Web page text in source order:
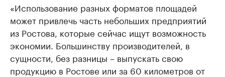
«Использование разных форматов площадей
может привлечь часть небольших предприятий
из Ростова, которые сейчас ищут возможность
экономии. Большинству производителей, в
сущности, без разницы – выпускать свою
продукцию в Ростове или за 60 километров от